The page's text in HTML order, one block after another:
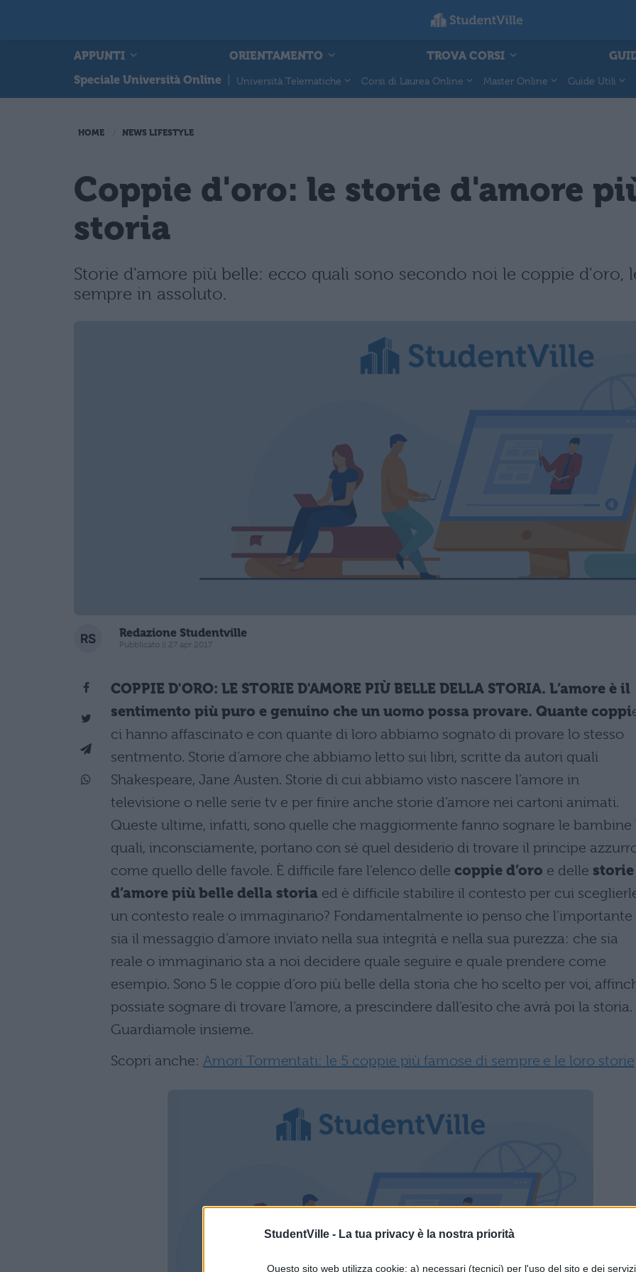
StudentVille - La tua privacy è la nostra priorità
Questo sito web utilizza cookie: a) necessari (tecnici) per l'uso del sito e dei
APPUNTI ORIENTAMENTO TROVA CORSI
Speciale Università Online
Università Telematiche Corsi di Laurea Online Master Online Guide Utili
HOME NEWS LIFESTYLE
Coppie d'oro: le storie d'amore
storia
Storie d'amore più belle: ecco quali sono secondo noi le coppie d'oro,
sempre in assoluto.
Redazione Studentville
Pubblicato il 27 apr 2017
COPPIE D'ORO: LE STORIE D'AMORE PIÙ BELLE DELLA STORIA. L’amore è il
sentimento più puro e genuino che un uomo possa provare. Quante coppi
ci hanno affascinato e con quante di loro abbiamo sognato di provare lo stesso
sentmento. Storie d’amore che abbiamo letto sui libri, scritte da autori quali
Shakespeare, Jane Austen. Storie di cui abbiamo visto nascere l’amore in
televisione o nelle serie tv e per finire anche storie d’amore nei cartoni animati.
Queste ultime, infatti, sono quelle che maggiormente fanno sognare le bambine
quali, inconsciamente, portano con sé quel desiderio di trovare il principe
come quello delle favole. È difficile fare l’elenco delle coppie d’oro e delle storie
d’amore più belle della storia ed è difficile stabilire il contesto per cui
un contesto reale o immaginario? Fondamentalmente io penso che l’importante
sia il messaggio d’amore inviato nella sua integrità e nella sua purezza: che sia
reale o immaginario sta a noi decidere quale seguire e quale prendere come
esempio. Sono 5 le coppie d’oro più belle della storia che ho scelto per voi,
possiate sognare di trovare l’amore, a prescindere dall’esito che avrà poi la storia.
Guardiamole insieme.
Scopri anche: Amori Tormentati: le 5 coppie più famose di sempre e le loro storie